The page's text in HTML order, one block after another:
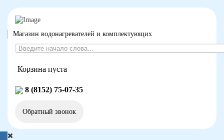
Магазин водонагревателей и комплектующих
Корзина пуста
8 (8152) 75-07-35
Обратный звонок